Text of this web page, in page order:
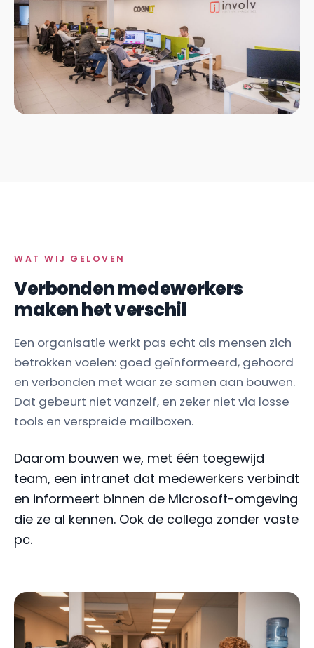
WAT WIJ GELOVEN
Verbonden medewerkers
maken het verschil
Een organisatie werkt pas echt als mensen zich
betrokken voelen: goed geïnformeerd, gehoord
en verbonden met waar ze samen aan bouwen.
Dat gebeurt niet vanzelf, en zeker niet via losse
tools en verspreide mailboxen.
Daarom bouwen we, met één toegewijd
team, een intranet dat medewerkers verbindt
en informeert binnen de Microsoft-omgeving
die ze al kennen. Ook de collega zonder vaste
pc.